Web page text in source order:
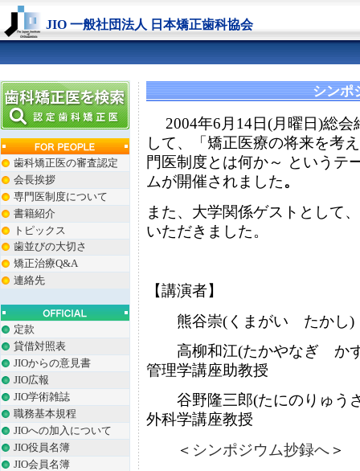
JIO 一般社団法人 日本矯正歯科協会
歯科矯正医の審査認定
会長挨拶
専門医制度について
書籍紹介
トピックス
歯並びの大切さ
矯正治療Q&A
連絡先
定款
貸借対照表
JIOからの意見書
JIO広報
JIO学術雑誌
職務基本規程
JIOへの加入について
JIO役員名簿
JIO会員名簿
シンポ
2004年6月14日(月曜日)総会
して、「矯正医療の将来を考
門医制度とは何か～ というテ
ムが開催されました。
また、大学関係ゲストとして
いただきました。
【講演者】
熊谷崇(くまがい たかし)
高柳和江(たかやなぎ か
管理学講座助教授
谷野隆三郎(たにのりゅう
外科学講座教授
＜ シンポジウム抄録へ＞